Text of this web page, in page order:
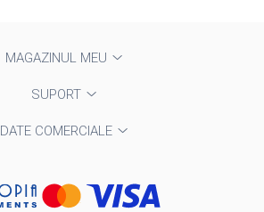
MAGAZINUL MEU
SUPORT
DATE COMERCIALE